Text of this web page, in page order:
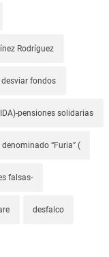
Rodríguez
fondos
pensiones solidarias
denominado “Furia” (
falsas-
desfalco